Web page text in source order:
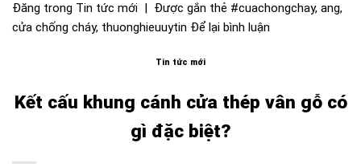
Đăng trong Tin tức mới Được gắn thẻ #cuachongchay, ang,
cửa chống cháy, thuonghieuuytin Để lại bình luận
Tin tức mới
Kết cấu khung cánh cửa thép vân gỗ có
gì đặc biệt?